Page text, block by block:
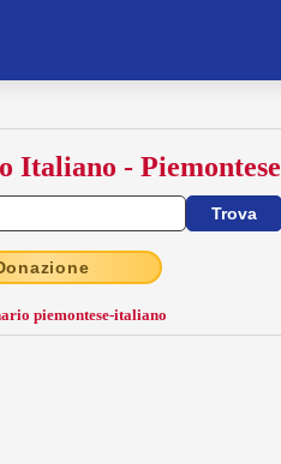
Italiano - Piemontese
piemontese-italiano